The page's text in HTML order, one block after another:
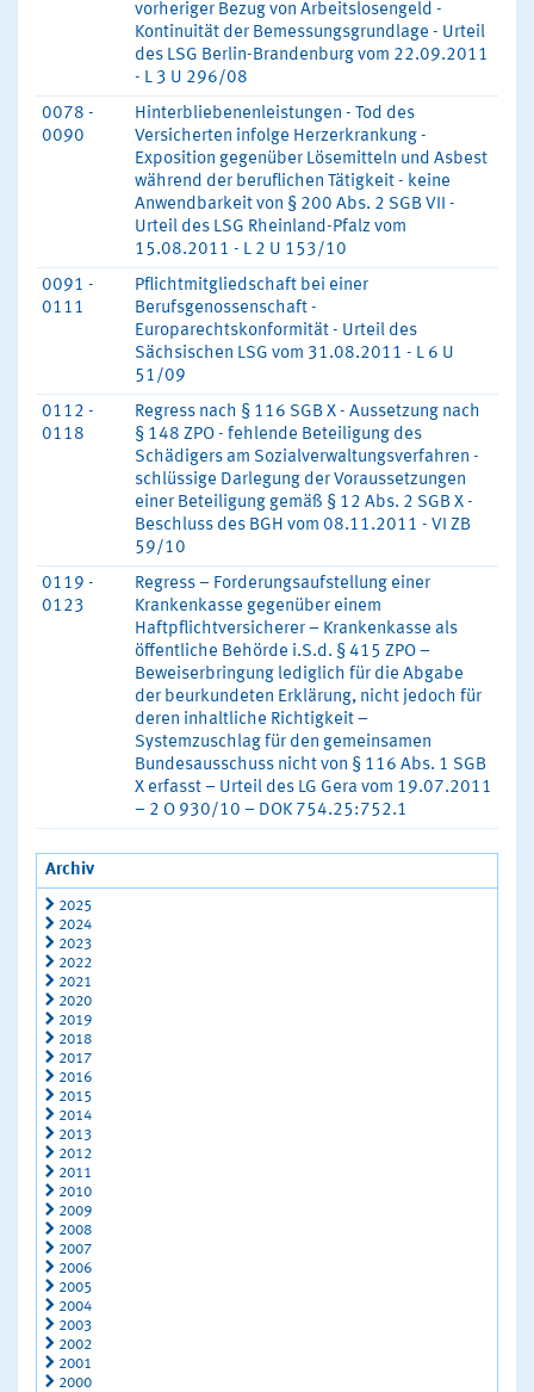
vorheriger Bezug von Arbeitslosengeld -
Kontinuität der Bemessungsgrundlage - Urteil
des LSG Berlin-Brandenburg vom 22.09.2011
- L 3 U 296/08
0078 -
0090
Hinterbliebenenleistungen - Tod des
Versicherten infolge Herzerkrankung -
Exposition gegenüber Lösemitteln und Asbest
während der beruflichen Tätigkeit - keine
Anwendbarkeit von § 200 Abs. 2 SGB VII -
Urteil des LSG Rheinland-Pfalz vom
15.08.2011 - L 2 U 153/10
0091 -
0111
Pflichtmitgliedschaft bei einer
Berufsgenossenschaft -
Europarechtskonformität - Urteil des
Sächsischen LSG vom 31.08.2011 - L 6 U
51/09
0112 -
0118
Regress nach § 116 SGB X - Aussetzung nach
§ 148 ZPO - fehlende Beteiligung des
Schädigers am Sozialverwaltungsverfahren -
schlüssige Darlegung der Voraussetzungen
einer Beteiligung gemäß § 12 Abs. 2 SGB X -
Beschluss des BGH vom 08.11.2011 - VI ZB
59/10
0119 -
0123
Regress – Forderungsaufstellung einer
Krankenkasse gegenüber einem
Haftpflichtversicherer – Krankenkasse als
öffentliche Behörde i.S.d. § 415 ZPO –
Beweiserbringung lediglich für die Abgabe
der beurkundeten Erklärung, nicht jedoch für
deren inhaltliche Richtigkeit –
Systemzuschlag für den gemeinsamen
Bundesausschuss nicht von § 116 Abs. 1 SGB
X erfasst – Urteil des LG Gera vom 19.07.2011
– 2 O 930/10 – DOK 754.25:752.1
Archiv
2025
2024
2023
2022
2021
2020
2019
2018
2017
2016
2015
2014
2013
2012
2011
2010
2009
2008
2007
2006
2005
2004
2003
2002
2001
2000